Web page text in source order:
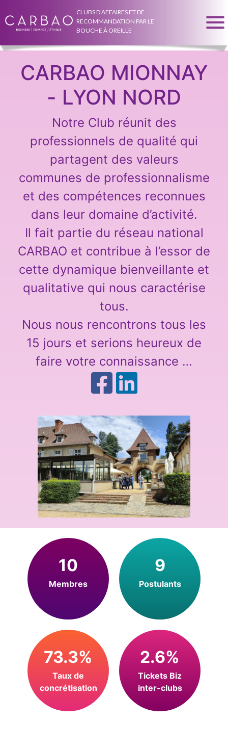
CLUBS D'AFFAIRES ET DE
RECOMMANDATION PAR LE
BOUCHE À OREILLE
CARBAO MIONNAY
- LYON NORD
Notre Club réunit des
professionnels de qualité qui
partagent des valeurs
communes de professionnalisme
et des compétences reconnues
dans leur domaine d’activité.
Il fait partie du réseau national
CARBAO et contribue à l’essor de
cette dynamique bienveillante et
qualitative qui nous caractérise
tous.
Nous nous rencontrons tous les
15 jours et serions heureux de
faire votre connaissance …
10
Membres
9
Postulants
73.3%
Taux de
concrétisation
2.6%
Tickets Biz
inter-clubs